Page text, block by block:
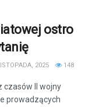
ostro
2025 148
czasów II wojny
prowadzących